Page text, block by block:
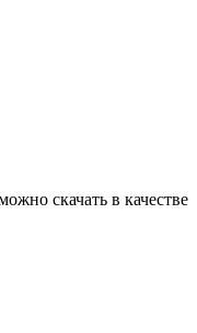
скачать в качестве